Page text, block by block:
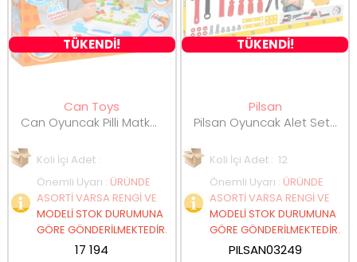
TÜKENDİ!
Can Toys
Can Oyuncak Pilli Matkap Sök Tak 237 Parça 3+ 608
Koli İçi Adet :
Önemli Uyarı : ÜRÜNDE
ASORTİ VARSA RENGİ VE
MODELİ STOK DURUMUNA
GÖRE GÖNDERİLMEKTEDİR.
17 194
TÜKENDİ!
Pilsan
Pilsan Oyuncak Alet Seti Kasklı 29 Parça 03249
Koli İçi Adet : 12
Önemli Uyarı : ÜRÜNDE
ASORTİ VARSA RENGİ VE
MODELİ STOK DURUMUNA
GÖRE GÖNDERİLMEKTEDİR.
PILSAN03249